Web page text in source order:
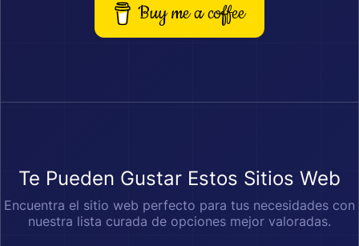
Buy me a coffee
Te Pueden Gustar Estos Sitios Web
Encuentra el sitio web perfecto para tus necesidades con
nuestra lista curada de opciones mejor valoradas.